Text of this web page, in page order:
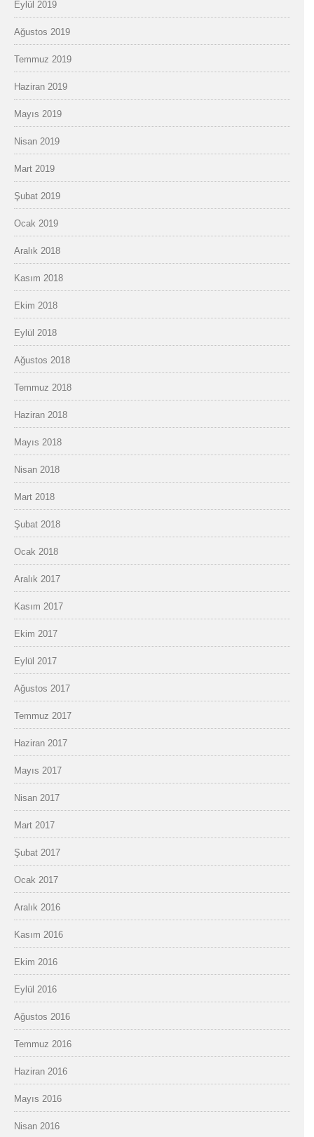
Eylül 2019
Ağustos 2019
Temmuz 2019
Haziran 2019
Mayıs 2019
Nisan 2019
Mart 2019
Şubat 2019
Ocak 2019
Aralık 2018
Kasım 2018
Ekim 2018
Eylül 2018
Ağustos 2018
Temmuz 2018
Haziran 2018
Mayıs 2018
Nisan 2018
Mart 2018
Şubat 2018
Ocak 2018
Aralık 2017
Kasım 2017
Ekim 2017
Eylül 2017
Ağustos 2017
Temmuz 2017
Haziran 2017
Mayıs 2017
Nisan 2017
Mart 2017
Şubat 2017
Ocak 2017
Aralık 2016
Kasım 2016
Ekim 2016
Eylül 2016
Ağustos 2016
Temmuz 2016
Haziran 2016
Mayıs 2016
Nisan 2016